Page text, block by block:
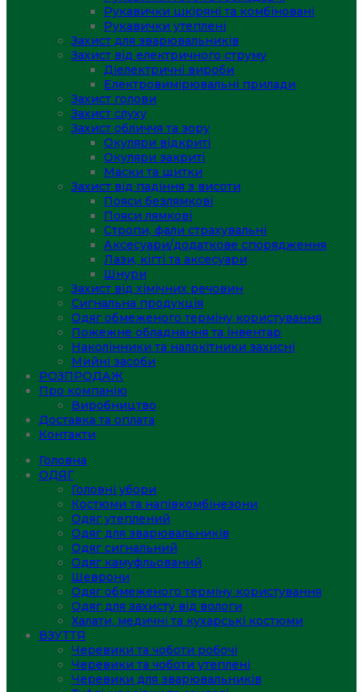
Рукавички шкіряні та комбіновані
Рукавички утеплені
Захист для зварювальників
Захист від електричного струму
Діелектричні вироби
Електровимірювальні прилади
Захист голови
Захист слуху
Захист обличчя та зору
Окуляри відкриті
Окуляри закриті
Маски та щитки
Захист від падіння з висоти
Пояси безлямкові
Пояси лямкові
Стропи, фали страхувальні
Аксесуари/додаткове спорядження
Лази, кігті та аксесуари
Шнури
Захист від хімічних речовин
Сигнальна продукція
Одяг обмеженого терміну користування
Пожежне обладнання та інвентар
Наколінники та налокітники захисні
Мийні засоби
РОЗПРОДАЖ
Про компанію
Виробництво
Доставка та оплата
Контакти
Головна
ОДЯГ
Головні убори
Костюми та напівкомбінезони
Одяг утеплений
Одяг для зварювальників
Одяг сигнальний
Одяг камуфльований
Шеврони
Одяг обмеженого терміну користування
Одяг для захисту від вологи
Халати, медичні та кухарські костюми
ВЗУТТЯ
Черевики та чоботи робочі
Черевики та чоботи утеплені
Черевики для зварювальників